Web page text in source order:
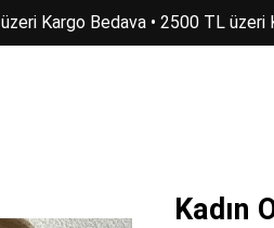
Kargo Bedava • 2500 TL
Kadın